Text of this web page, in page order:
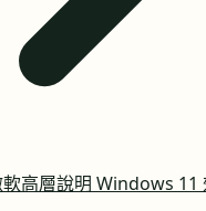
軟高層說明 Windows 11